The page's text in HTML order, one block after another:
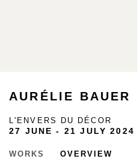
AURÉLIE BAUER
L'ENVERS DU DÉCOR
27 JUNE - 21 JULY 2024
WORKS OVERVIEW